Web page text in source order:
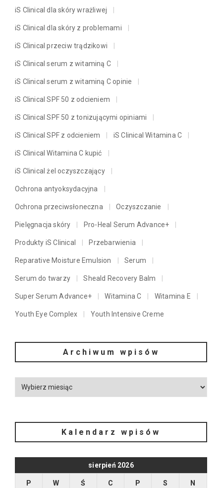
iS Clinical dla skóry wrażliwej
iS Clinical dla skóry z problemami
iS Clinical przeciw trądzikowi
iS Clinical serum z witaminą C
iS Clinical serum z witaminą C opinie
iS Clinical SPF 50 z odcieniem
iS Clinical SPF 50 z tonizującymi opiniami
iS Clinical SPF z odcieniem iS Clinical Witamina C
iS Clinical Witamina C kupić
iS Clinical żel oczyszczający
Ochrona antyoksydacyjna
Ochrona przeciwsłoneczna Oczyszczanie
Pielęgnacja skóry Pro-Heal Serum Advance+
Produkty iS Clinical Przebarwienia
Reparative Moisture Emulsion Serum
Serum do twarzy Sheald Recovery Balm
Super Serum Advance+ Witamina C Witamina E
Youth Eye Complex Youth Intensive Creme
Archiwum wpisów
Kalendarz wpisów
sierpień 2026
P W Ś C P S N